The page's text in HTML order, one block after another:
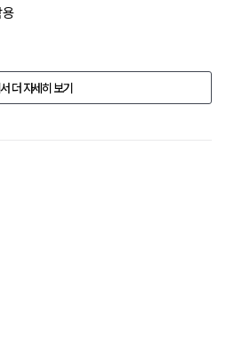
용
더 자세히 보기